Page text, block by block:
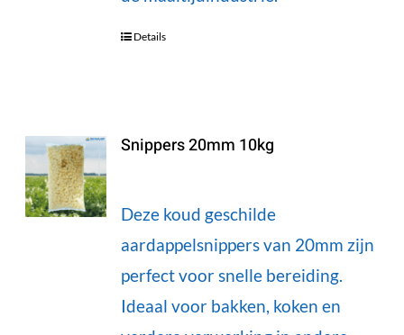
Details
Snippers 20mm 10kg
Deze koud geschilde
aardappelsnippers van 20mm zijn
perfect voor snelle bereiding.
Ideaal voor bakken, koken en